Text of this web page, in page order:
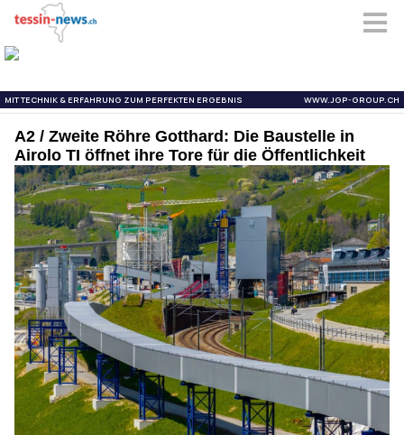
A2 / Zweite Röhre Gotthard: Die Baustelle in
Airolo TI öffnet ihre Tore für die Öffentlichkeit